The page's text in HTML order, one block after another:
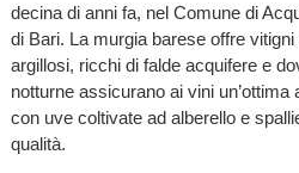
decina di anni fa, nel Comune di
di Bari. La murgia barese offre
argillosi, ricchi di falde acquifere e
notturne assicurano ai vini
con uve coltivate ad alberello e
qualità.